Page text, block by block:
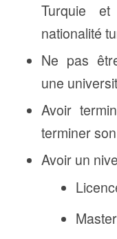
Turquie
nationalité
Ne pas
une
Avoir
terminer
Avoir un